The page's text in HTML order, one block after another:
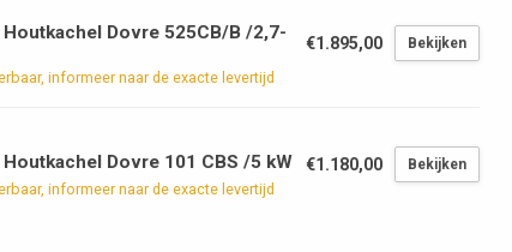
Dovre 525CB/B /2,7-
informeer naar de exacte levertijd
€1.895,00 Bekijken
Houtkachel Dovre 101 CBS /5 kW
informeer naar de exacte levertijd
€1.180,00 Bekijken